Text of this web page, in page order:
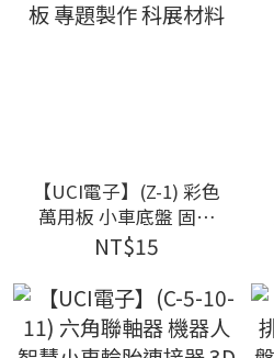
【UCI電子】(Z-1) 彩色
萬用板 小車底盤 固定
板 專題製作 科展材料
NT$15